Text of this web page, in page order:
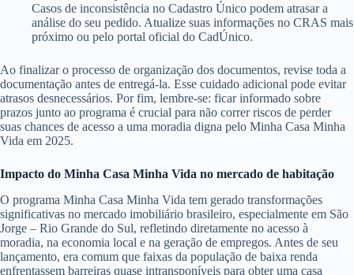
Casos de inconsistência no Cadastro Único podem atrasar a
análise do seu pedido. Atualize suas informações no CRAS mais
próximo ou pelo portal oficial do CadÚnico.
Ao finalizar o processo de organização dos documentos, revise toda a
documentação antes de entregá-la. Esse cuidado adicional pode evitar
atrasos desnecessários. Por fim, lembre-se: ficar informado sobre
prazos junto ao programa é crucial para não correr riscos de perder
suas chances de acesso a uma moradia digna pelo Minha Casa Minha
Vida em 2025.
Impacto do Minha Casa Minha Vida no mercado de habitação
O programa Minha Casa Minha Vida tem gerado transformações
significativas no mercado imobiliário brasileiro, especialmente em São
Jorge – Rio Grande do Sul, refletindo diretamente no acesso à
moradia, na economia local e na geração de empregos. Antes de seu
lançamento, era comum que faixas da população de baixa renda
enfrentassem barreiras quase intransponíveis para obter uma casa